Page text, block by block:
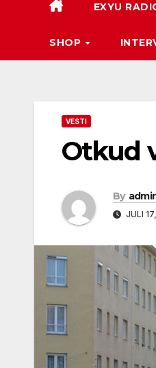
EXYU
SHOP
VESTI
Otkud
By
JULI